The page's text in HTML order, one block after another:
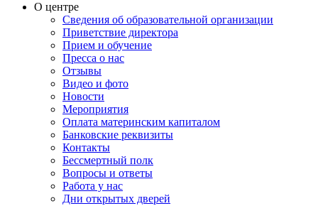
О центре
Сведения об образовательной организации
Приветствие директора
Прием и обучение
Пресса о нас
Отзывы
Видео и фото
Новости
Мероприятия
Оплата материнским капиталом
Банковские реквизиты
Контакты
Бессмертный полк
Вопросы и ответы
Работа у нас
Дни открытых дверей